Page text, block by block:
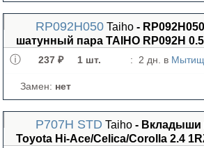
RP092H050 Taiho -
шатунный пара TAIHO RP092H
237 ₽ 1 шт. : 2 дн. в
Замен: нет
P707H STD Taiho - Вкладыши
Toyota Hi-Ace/Celica/Corolla 2.4